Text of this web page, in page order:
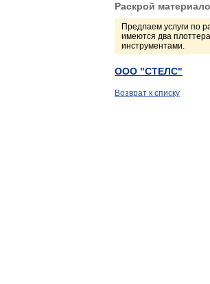
Раскрой
Предлаем услуги по
имеются два
инструментами.
ООО "СТЕЛС"
Возврат к списку